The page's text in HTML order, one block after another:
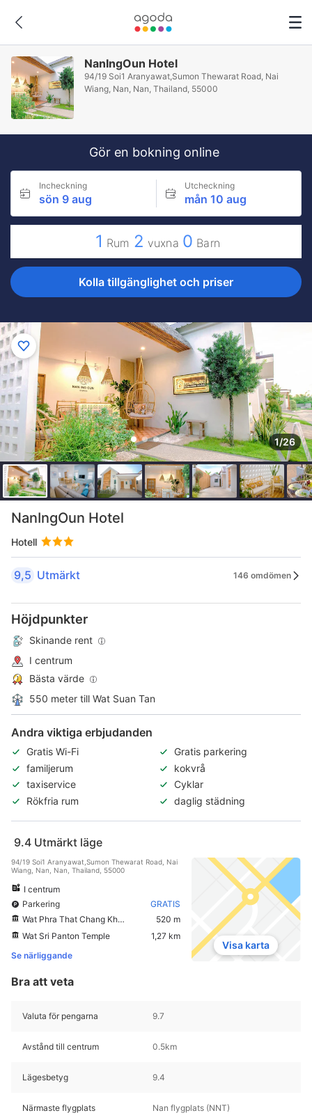
NanIngOun Hotel
94/19 Soi1 Aranyawat,Sumon Thewarat Road, Nai
Wiang, Nan, Nan, Thailand, 55000
Gör en bokning online
Incheckning
sön 9 aug
Utcheckning
mån 10 aug
1 Rum 2 vuxna 0 Barn
Kolla tillgänglighet och priser
1/26
NanIngOun Hotel
Hotell
9,5 Utmärkt 146 omdömen
Höjdpunkter
Skinande rent
I centrum
Bästa värde
550 meter till Wat Suan Tan
Andra viktiga erbjudanden
Gratis Wi-Fi
Gratis parkering
familjerum
kokvrå
taxiservice
Cyklar
Rökfria rum
daglig städning
9.4 Utmärkt läge
94/19 Soi1 Aranyawat,Sumon Thewarat Road, Nai
Wiang, Nan, Nan, Thailand, 55000
I centrum
Parkering
GRATIS
Wat Phra That Chang Kham
520 m
Wat Sri Panton Temple
1,27 km
Se närliggande
Visa karta
Bra att veta
Valuta för pengarna 9.7
Avstånd till centrum 0.5km
Lägesbetyg 9.4
Närmaste flygplats Nan flygplats (NNT)